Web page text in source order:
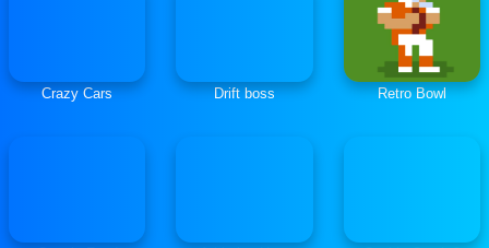
Crazy Cars Drift boss Retro Bowl